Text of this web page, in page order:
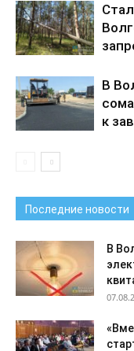
В
к
Последние новости
В